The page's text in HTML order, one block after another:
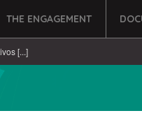
THE ENGAGEMENT
[...]